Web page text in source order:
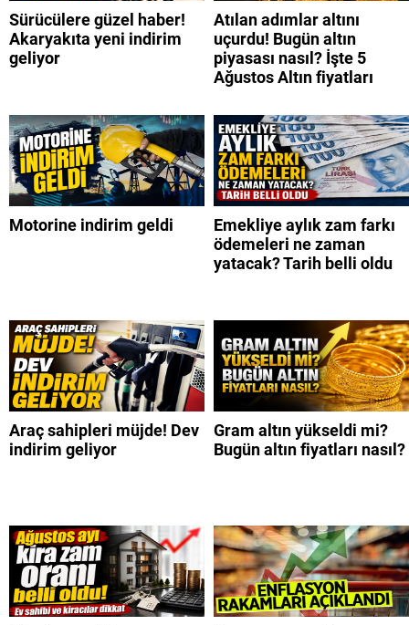
Sürücülere güzel haber!
Akaryakıta yeni indirim
geliyor
Atılan adımlar altını
uçurdu! Bugün altın
piyasası nasıl? İşte 5
Ağustos Altın fiyatları
Motorine indirim geldi
Emekliye aylık zam farkı
ödemeleri ne zaman
yatacak? Tarih belli oldu
Araç sahipleri müjde! Dev
indirim geliyor
Gram altın yükseldi mi?
Bugün altın fiyatları nasıl?